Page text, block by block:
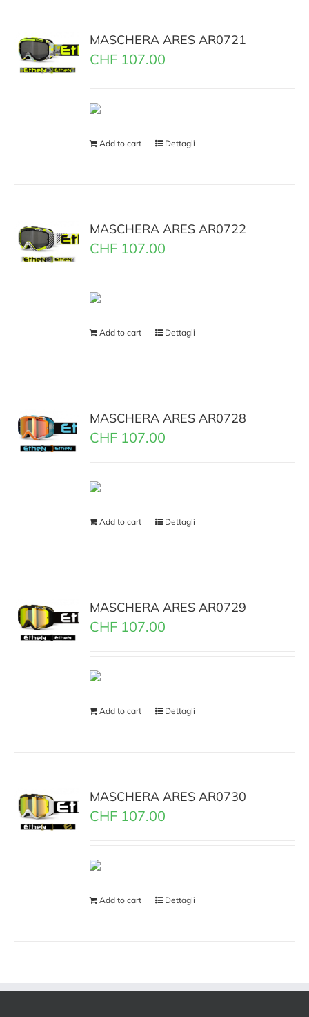
MASCHERA ARES AR0721
CHF 107.00
Add to cart Dettagli
MASCHERA ARES AR0722
CHF 107.00
Add to cart Dettagli
MASCHERA ARES AR0728
CHF 107.00
Add to cart Dettagli
MASCHERA ARES AR0729
CHF 107.00
Add to cart Dettagli
MASCHERA ARES AR0730
CHF 107.00
Add to cart Dettagli